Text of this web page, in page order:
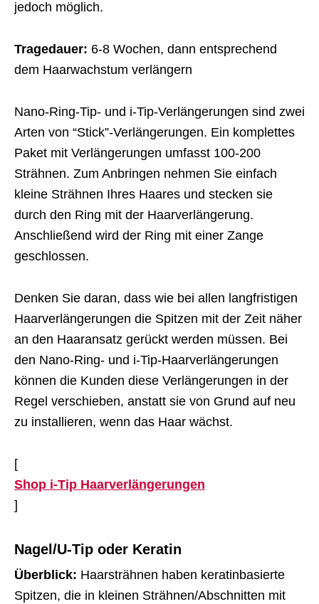
jedoch möglich.
Tragedauer: 6-8 Wochen, dann entsprechend
dem Haarwachstum verlängern
Nano-Ring-Tip- und i-Tip-Verlängerungen sind zwei
Arten von “Stick”-Verlängerungen. Ein komplettes
Paket mit Verlängerungen umfasst 100-200
Strähnen. Zum Anbringen nehmen Sie einfach
kleine Strähnen Ihres Haares und stecken sie
durch den Ring mit der Haarverlängerung.
Anschließend wird der Ring mit einer Zange
geschlossen.
Denken Sie daran, dass wie bei allen langfristigen
Haarverlängerungen die Spitzen mit der Zeit näher
an den Haaransatz gerückt werden müssen. Bei
den Nano-Ring- und i-Tip-Haarverlängerungen
können die Kunden diese Verlängerungen in der
Regel verschieben, anstatt sie von Grund auf neu
zu installieren, wenn das Haar wächst.
[
Shop i-Tip Haarverlängerungen
]
Nagel/U-Tip oder Keratin
Überblick: Haarsträhnen haben keratinbasierte
Spitzen, die in kleinen Strähnen/Abschnitten mit